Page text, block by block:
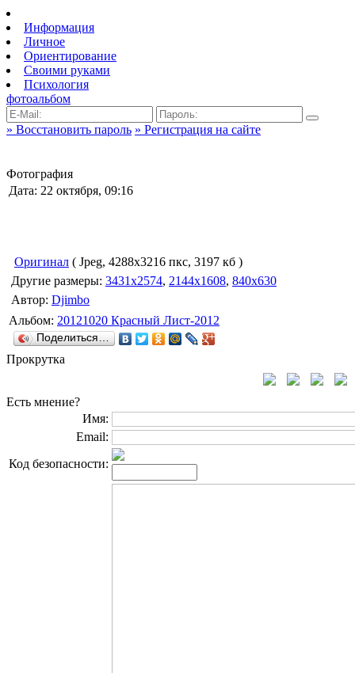
Информация
Личное
Ориентирование
Своими руками
Психология
фотоальбом
» Восстановить пароль » Регистрация на сайте
Фотография
Дата: 22 октября, 09:16
Оригинал ( Jpeg, 4288x3216 пкс, 3197 кб )
Другие размеры: 3431x2574, 2144x1608, 840x630
Автор: Djimbo
Альбом: 20121020 Красный Лист-2012
Поделиться…
Прокрутка
Есть мнение?
Имя:
Email:
Код безопасности: